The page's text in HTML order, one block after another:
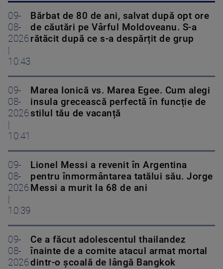
09-
08-
2026
10:43
Bărbat de 80 de ani, salvat după opt ore
de căutări pe Vârful Moldoveanu. S-a
rătăcit după ce s-a despărțit de grup
09-
08-
2026
10:41
Marea Ionică vs. Marea Egee. Cum alegi
insula grecească perfectă în funcție de
stilul tău de vacanță
09-
08-
2026
10:39
Lionel Messi a revenit în Argentina
pentru înmormântarea tatălui său. Jorge
Messi a murit la 68 de ani
09-
08-
2026
Ce a făcut adolescentul thailandez
înainte de a comite atacul armat mortal
dintr-o școală de lângă Bangkok